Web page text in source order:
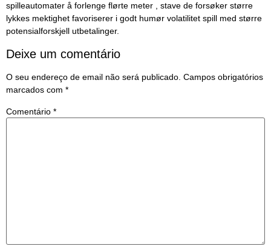
spilleautomater å forlenge flørte meter , stave de forsøker større
lykkes mektighet favoriserer i godt humør volatilitet spill med større
potensialforskjell utbetalinger.
Deixe um comentário
O seu endereço de email não será publicado. Campos obrigatórios
marcados com *
Comentário *